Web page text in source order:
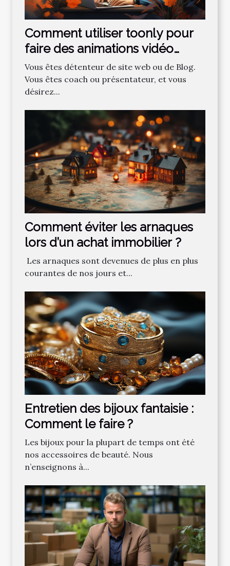
Comment utiliser toonly pour
faire des animations vidéo
professionnelles ?
Vous êtes détenteur de site web ou de Blog.
Vous êtes coach ou présentateur, et vous
désirez...
Comment‌ ‌éviter‌ ‌les‌ ‌arnaques‌
‌lors‌ ‌d’un‌ ‌achat‌ ‌immobilier ?‌ ‌
‌ Les‌ ‌arnaques‌ ‌sont‌ ‌devenues‌ ‌de‌ ‌plus‌ ‌en‌ ‌plus‌
‌courantes‌ ‌de‌ ‌nos‌ ‌jours‌ ‌et‌...
Entretien des bijoux fantaisie :
Comment le faire ?
Les bijoux pour la plupart de temps ont été
nos accessoires de beauté. Nous
n’enseignons à...